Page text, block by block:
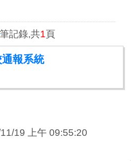
筆記錄,共1頁
報系統
19 上午 09:55:20